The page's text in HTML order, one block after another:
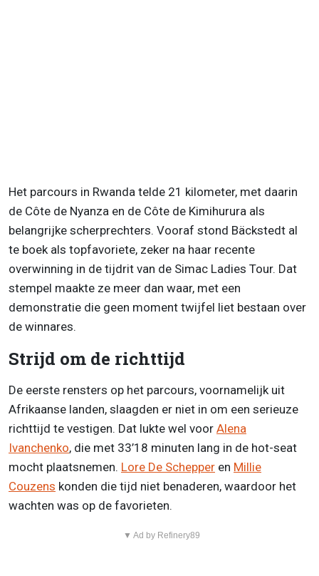
Het parcours in Rwanda telde 21 kilometer, met daarin
de Côte de Nyanza en de Côte de Kimihurura als
belangrijke scherprechters. Vooraf stond Bäckstedt al
te boek als topfavoriete, zeker na haar recente
overwinning in de tijdrit van de Simac Ladies Tour. Dat
stempel maakte ze meer dan waar, met een
demonstratie die geen moment twijfel liet bestaan over
de winnares.
Strijd om de richttijd
De eerste rensters op het parcours, voornamelijk uit
Afrikaanse landen, slaagden er niet in om een serieuze
richttijd te vestigen. Dat lukte wel voor Alena
Ivanchenko, die met 33’18 minuten lang in de hot-seat
mocht plaatsnemen. Lore De Schepper en Millie
Couzens konden die tijd niet benaderen, waardoor het
wachten was op de favorieten.
▼ Ad by Refinery89